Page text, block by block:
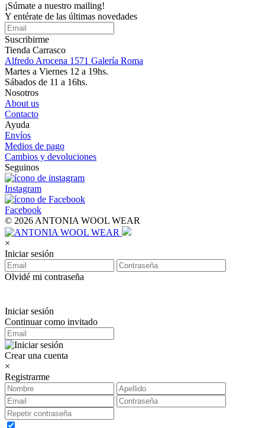
¡Súmate a nuestro mailing!
Y entérate de las últimas novedades
Suscribirme
Tienda Carrasco
Alfredo Arocena 1571 Galería Roma
Martes a Viernes 12 a 19hs.
Sábados de 11 a 16hs.
Nosotros
About us
Contacto
Ayuda
Envíos
Medios de pago
Cambios y devoluciones
Seguinos
Instagram
Facebook
© 2026 ANTONIA WOOL WEAR
×
Iniciar sesión
Olvidé mi contraseña
Iniciar sesión
Continuar como invitado
Crear una cuenta
×
Registrarme